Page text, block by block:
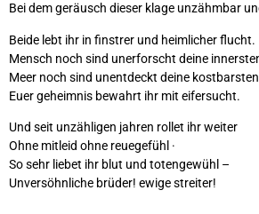
Bei dem geräusch dieser klage unzähmbar
Beide lebt ihr in finstrer und heimlicher flucht.
Mensch noch sind unerforscht deine
Meer noch sind unentdeckt deine
Euer geheimnis bewahrt ihr mit eifersucht.
Und seit unzähligen jahren rollet ihr weiter
Ohne mitleid ohne reuegefühl ·
So sehr liebet ihr blut und totengewühl –
Unversöhnliche brüder! ewige streiter!